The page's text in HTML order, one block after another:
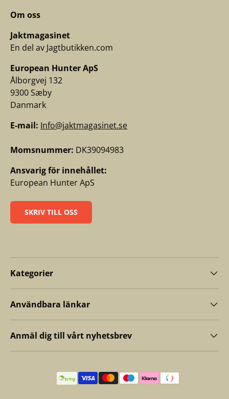
Om oss
Jaktmagasinet
En del av Jagtbutikken.com
European Hunter ApS
Ålborgvej 132
9300 Sæby
Danmark
E-mail: Info@jaktmagasinet.se
Momsnummer: DK39094983
Ansvarig för innehållet:
European Hunter ApS
SKRIV TILL OSS
Kategorier
Användbara länkar
Anmäl dig till vårt nyhetsbrev
Betalningsmetoder